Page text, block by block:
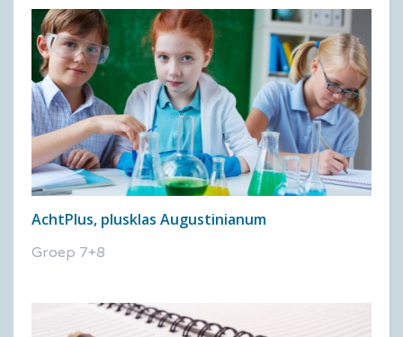
AchtPlus, plusklas Augustinianum
Groep 7+8